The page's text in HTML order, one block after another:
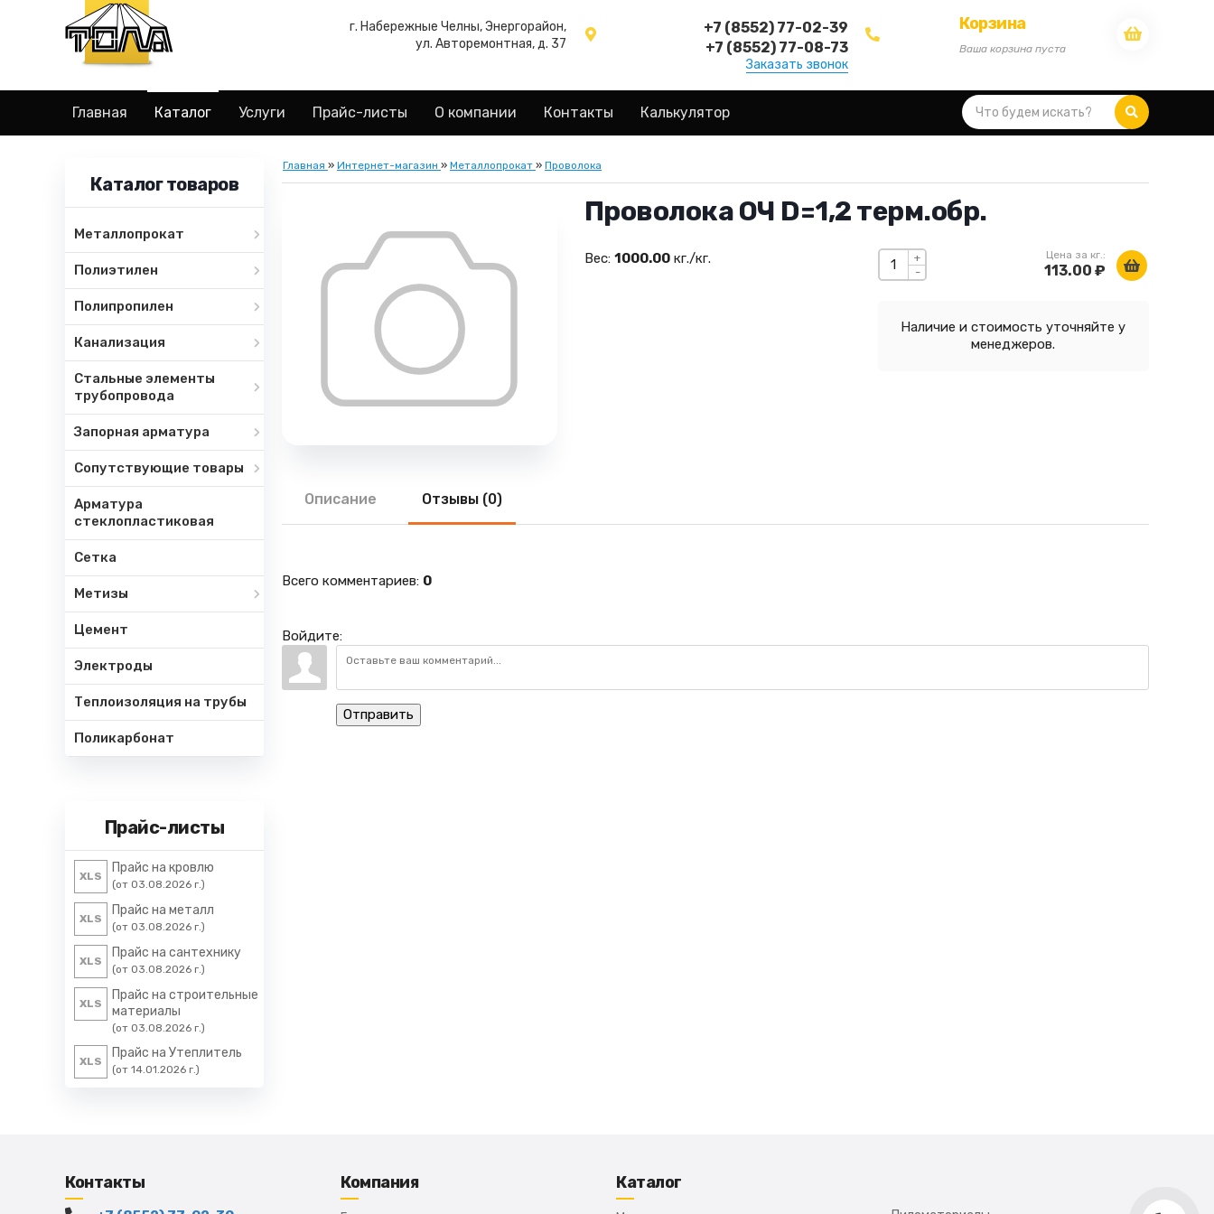
г. Набережные Челны, Энергорайон,
ул. Авторемонтная, д. 37
+7 (8552) 77-02-39
+7 (8552) 77-08-73
Заказать звонок
Корзина
Ваша корзина пуста
Главная Каталог Услуги Прайс-листы О компании Контакты Калькулятор
Каталог товаров
Металлопрокат
Полиэтилен
Полипропилен
Канализация
Стальные элементы
трубопровода
Запорная арматура
Сопутствующие товары
Арматура
стеклопластиковая
Сетка
Метизы
Цемент
Электроды
Теплоизоляция на трубы
Поликарбонат
Прайс-листы
XLS
Прайс на кровлю
(от 03.08.2026 г.)
XLS
Прайс на металл
(от 03.08.2026 г.)
XLS
Прайс на сантехнику
(от 03.08.2026 г.)
XLS
Прайс на строительные
материалы
(от 03.08.2026 г.)
XLS
Прайс на Утеплитель
(от 14.01.2026 г.)
Главная » Интернет-магазин » Металлопрокат » Проволока
Проволока ОЧ D=1,2 терм.обр.
-
+ Цена за кг.:
113.00 ₽
Наличие и стоимость уточняйте у
менеджеров.
Вес: 1000.00кг./кг.
Описание Отзывы (0)
Всего комментариев: 0
Войдите:
Отправить
Контакты Компания Каталог